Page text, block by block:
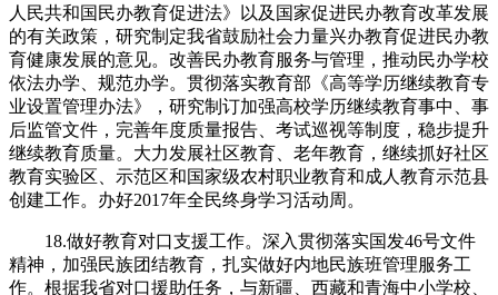
人民共和国民办教育促进法》以及国家促进民办教育改革发展
的有关政策，研究制定我省鼓励社会力量兴办教育促进民办教
育健康发展的意见。改善民办教育服务与管理，推动民办学校
依法办学、规范办学。贯彻落实教育部《高等学历继续教育专
业设置管理办法》，研究制订加强高校学历继续教育事中、事
后监管文件，完善年度质量报告、考试巡视等制度，稳步提升
继续教育质量。大力发展社区教育、老年教育，继续抓好社区
教育实验区、示范区和国家级农村职业教育和成人教育示范县
创建工作。办好2017年全民终身学习活动周。
18.做好教育对口支援工作。深入贯彻落实国发46号文件
精神，加强民族团结教育，扎实做好内地民族班管理服务工
作。根据我省对口援助任务，与新疆、西藏和青海中小学校、